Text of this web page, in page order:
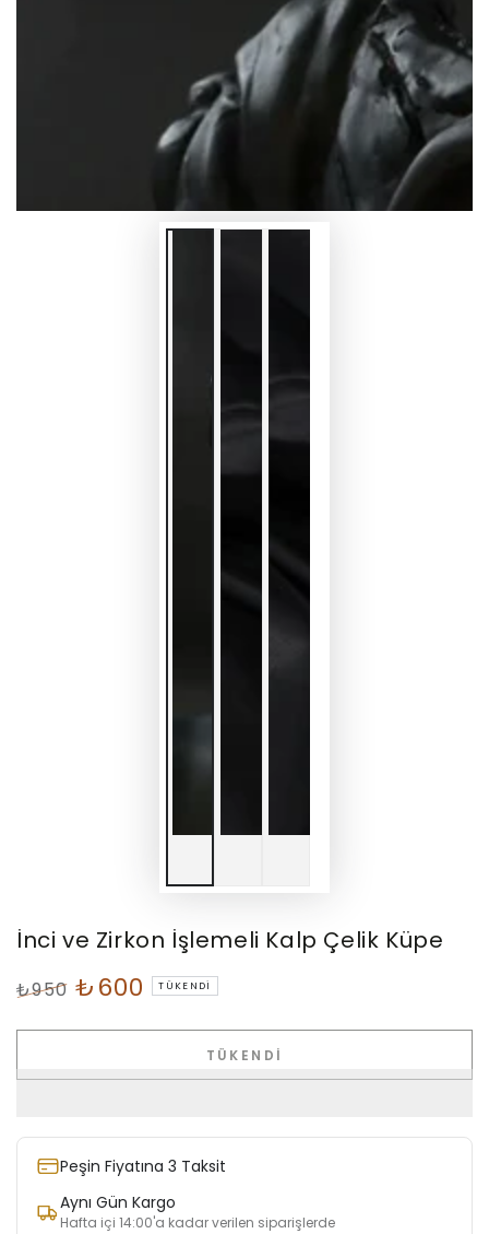
İnci ve Zirkon İşlemeli Kalp Çelik Küpe
fiyat
₺950
Fiyat
₺600 TÜKENDI
TÜKENDI
Peşin Fiyatına 3 Taksit
Aynı Gün Kargo
Hafta içi 14:00'a kadar verilen siparişlerde